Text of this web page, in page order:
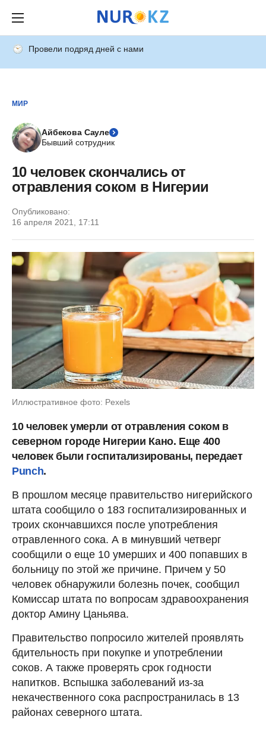
Провели подряд дней с нами
МИР
Айбекова Сауле
Бывший сотрудник
10 человек скончались от
отравления соком в Нигерии
Опубликовано:
16 апреля 2021, 17:11
Иллюстративное фото: Pexels
10 человек умерли от отравления соком в
северном городе Нигерии Кано. Еще 400
человек были госпитализированы, передает
Punch.
В прошлом месяце правительство нигерийского
штата сообщило о 183 госпитализированных и
троих скончавшихся после употребления
отравленного сока. А в минувший четверг
сообщили о еще 10 умерших и 400 попавших в
больницу по этой же причине. Причем у 50
человек обнаружили болезнь почек, сообщил
Комиссар штата по вопросам здравоохранения
доктор Амину Цаньява.
Правительство попросило жителей проявлять
бдительность при покупке и употреблении
соков. А также проверять срок годности
напитков. Вспышка заболеваний из-за
некачественного сока распространилась в 13
районах северного штата.